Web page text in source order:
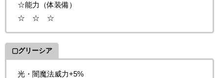
☆能力（体装備）
☆ ☆ ☆
▢グリーシア
光・闇魔法威力+5%